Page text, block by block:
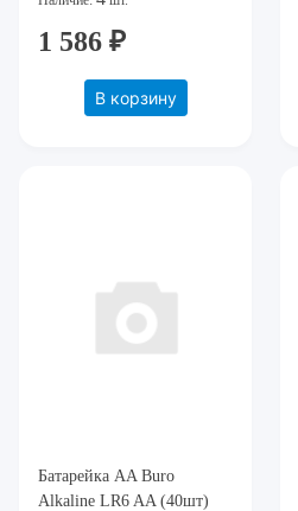
1 586 ₽
В корзину
Батарейка AA Buro
Alkaline LR6 AA (40шт)